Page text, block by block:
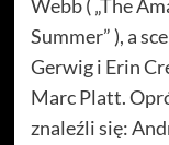
Webb ( „The
Summer” ), a
Gerwig i Erin
Marc Platt.
znaleźli się: